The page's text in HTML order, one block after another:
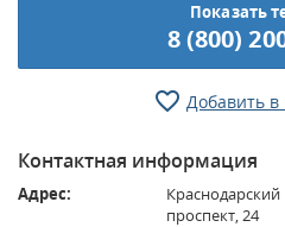
Показать
8 (800)
Добавить
Контактная информация
Адрес:
проспект, 24